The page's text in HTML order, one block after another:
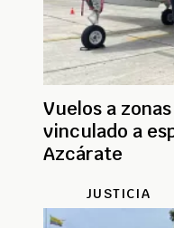
Vuelos a
vinculado a
Azcárate
JUSTICIA